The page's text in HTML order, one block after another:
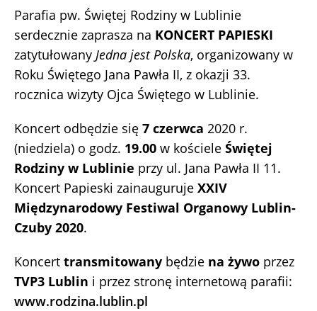
Parafia pw. Świętej Rodziny w Lublinie
serdecznie zaprasza na KONCERT PAPIESKI
zatytułowany Jedna jest Polska, organizowany w
Roku Świętego Jana Pawła II, z okazji 33.
rocznica wizyty Ojca Świętego w Lublinie.
Koncert odbędzie się 7 czerwca 2020 r.
(niedziela) o godz. 19.00 w kościele Świętej
Rodziny w Lublinie przy ul. Jana Pawła II 11.
Koncert Papieski zainauguruje XXIV
Międzynarodowy Festiwal Organowy Lublin-
Czuby 2020.
Koncert transmitowany będzie na żywo przez
TVP3 Lublin i przez stronę internetową parafii:
www.rodzina.lublin.pl